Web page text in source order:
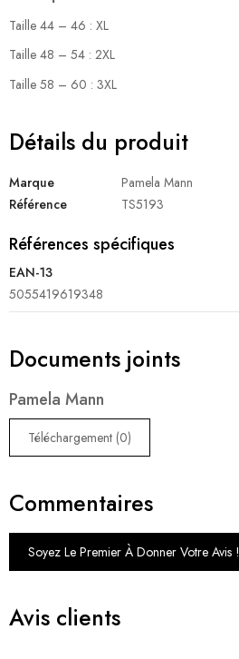
Taille 44 – 46 : XL
Taille 48 – 54 : 2XL
Taille 58 – 60 : 3XL
Détails du produit
Marque
Pamela Mann
Référence
TS5193
Références spécifiques
EAN-13
5055419619348
Documents joints
Pamela Mann
Téléchargement (0)
Commentaires
Soyez Le Premier À Donner Votre Avis !
Avis clients